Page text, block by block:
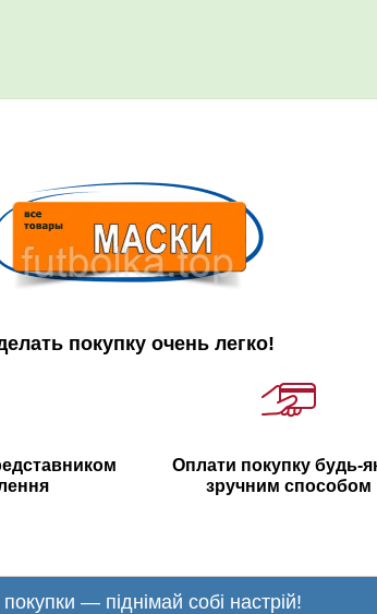
покупку очень легко!
Оплати покупку будь-
зручним способом
— піднімай собі настрій!